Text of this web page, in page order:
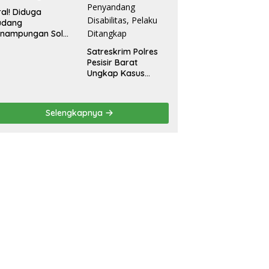
Diduga
Solar
Satreskrim Polres
Pesisir Barat
Ungkap Kasus
Penyandang
Disabilitas, Pelaku
Ditangkap
Selengkapnya